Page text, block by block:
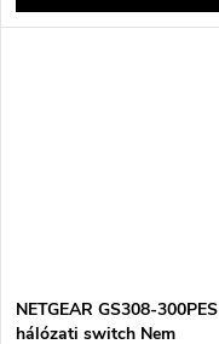
NETGEAR GS308-300PES
hálózati switch Nem